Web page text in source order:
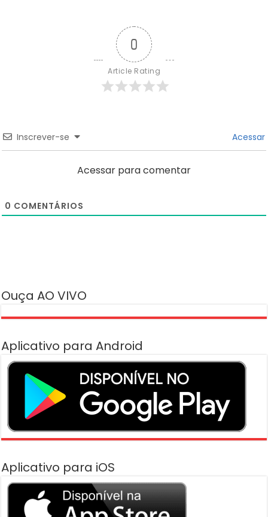
0
Article Rating
Inscrever-se Acessar
Acessar para comentar
0 COMENTÁRIOS
Ouça AO VIVO
Aplicativo para Android
Aplicativo para iOS